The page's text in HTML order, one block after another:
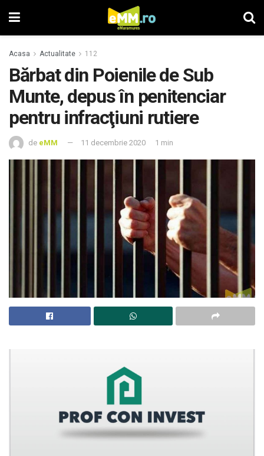
Acasa Actualitate 112
Bărbat din Poienile de Sub
Munte, depus în penitenciar
pentru infracţiuni rutiere
de eMM 11 decembrie 2020 1 min